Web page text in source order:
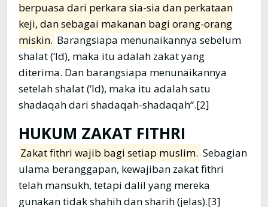
berpuasa dari perkara sia-sia dan perkataan
keji, dan sebagai makanan bagi orang-orang
miskin. Barangsiapa menunaikannya sebelum
shalat (‘Id), maka itu adalah zakat yang
diterima. Dan barangsiapa menunaikannya
setelah shalat (‘Id), maka itu adalah satu
shadaqah dari shadaqah-shadaqah“.[2]
HUKUM ZAKAT FITHRI
Zakat fithri wajib bagi setiap muslim. Sebagian
ulama beranggapan, kewajiban zakat fithri
telah mansukh, tetapi dalil yang mereka
gunakan tidak shahih dan sharih (jelas).[3]